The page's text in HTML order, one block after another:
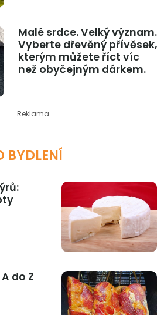
Malé srdce. Velký význam.
Vyberte dřevěný přívěsek,
kterým můžete říct víc
než obyčejným dárkem.
Reklama
BYDLENÍ
do Z